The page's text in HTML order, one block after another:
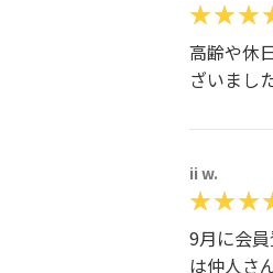
高齢や休
ざいまし
ii w.
9月に会
は仲人さ